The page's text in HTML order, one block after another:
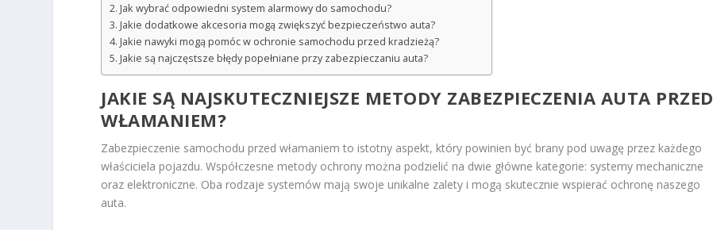
Jak wybrać odpowiedni system alarmowy do samochodu?
Jakie dodatkowe akcesoria mogą zwiększyć bezpieczeństwo auta?
Jakie nawyki mogą pomóc w ochronie samochodu przed kradzieżą?
Jakie są najczęstsze błędy popełniane przy zabezpieczaniu auta?
JAKIE SĄ NAJSKUTECZNIEJSZE METODY ZABEZPIECZENIA AUTA PRZED
WŁAMANIEM?
Zabezpieczenie samochodu przed włamaniem to istotny aspekt, który powinien być brany pod uwagę przez każdego
właściciela pojazdu. Współczesne metody ochrony można podzielić na dwie główne kategorie: systemy mechaniczne
oraz elektroniczne. Oba rodzaje systemów mają swoje unikalne zalety i mogą skutecznie wspierać ochronę naszego
auta.